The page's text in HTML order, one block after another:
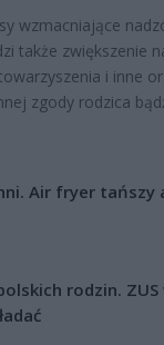
wzmacniające
także zwiększenie
i inne
zgody rodzica
Air fryer tańszy
rodzin. ZUS